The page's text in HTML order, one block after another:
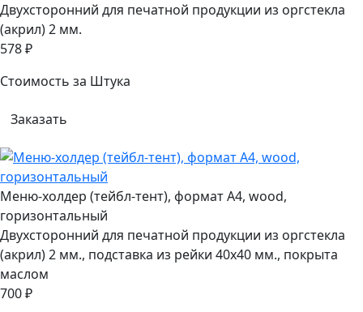
Двухсторонний для печатной продукции из оргстекла
(акрил) 2 мм.
578 ₽
Стоимость за Штука
Заказать
Меню-холдер (тейбл-тент), формат А4, wood,
горизонтальный
Двухсторонний для печатной продукции из оргстекла
(акрил) 2 мм., подставка из рейки 40х40 мм., покрыта
маслом
700 ₽